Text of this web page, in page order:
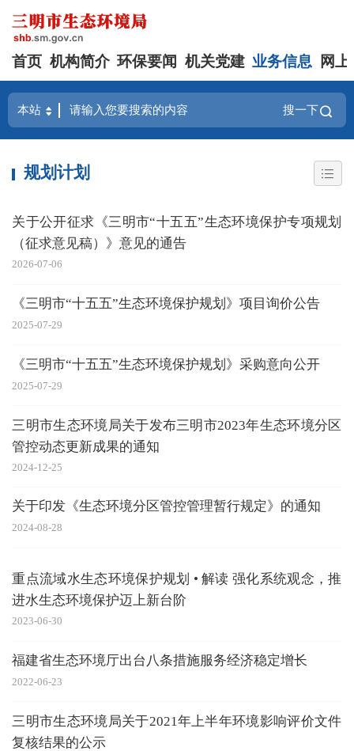
首页 机构简介 环保要闻 机关党建 业务信息 网
搜一下
规划计划
关于公开征求《三明市“十五五”生态环境保护专项规划
（征求意见稿）》意见的通告
2026-07-06
《三明市“十五五”生态环境保护规划》项目询价公告
2025-07-29
《三明市“十五五”生态环境保护规划》采购意向公开
2025-07-29
三明市生态环境局关于发布三明市2023年生态环境分区
管控动态更新成果的通知
2024-12-25
关于印发《生态环境分区管控管理暂行规定》的通知
2024-08-28
重点流域水生态环境保护规划 • 解读 强化系统观念，推
进水生态环境保护迈上新台阶
2023-06-30
福建省生态环境厅出台八条措施服务经济稳定增长
2022-06-23
三明市生态环境局关于2021年上半年环境影响评价文件
复核结果的公示